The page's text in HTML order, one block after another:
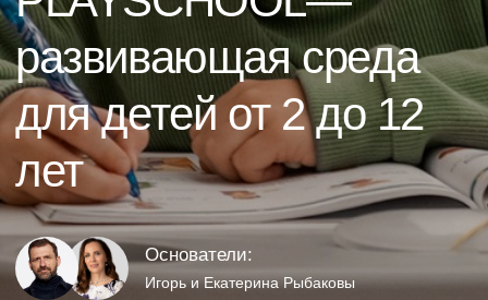
Игорь и Екатерина Рыбаковы
Без правильно прожитого детства не бывает
счастливой взрослости
Дошкольное и начальное
образование — один из самых
важных периодов
в жизни вашего ребенка